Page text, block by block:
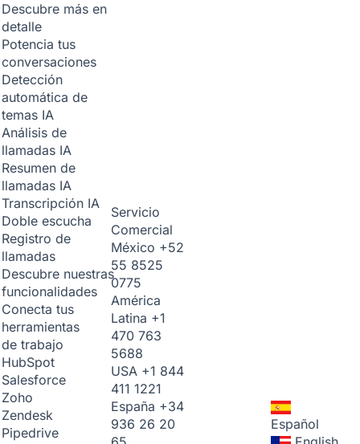
Descubre más en
detalle
Potencia tus
conversaciones
Detección
automática de
temas IA
Análisis de
llamadas IA
Resumen de
llamadas IA
Transcripción IA
Doble escucha
Registro de
llamadas
Descubre nuestras
funcionalidades
Conecta tus
herramientas
de trabajo
HubSpot
Salesforce
Zoho
Zendesk
Pipedrive
Servicio
Comercial
México +52
55 8525
0775
América
Latina +1
470 763
5688
USA +1 844
411 1221
España +34
936 26 20
Español